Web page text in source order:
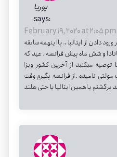
پوریا
says:
February 19, 2020 at 2:05 pm
دادن از ایتالیا ،. با اینهمه سابقه
کانادا و شش ماه پیش فرانسه . عید که
میکنید از آخرین کشور ویزا
مولتی نامیده .از فرانسه بگیرم وقت